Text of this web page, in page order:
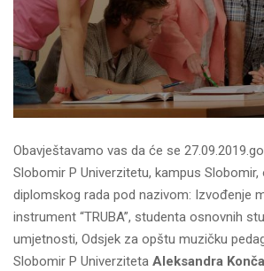
Obavještavamo vas da će se
Slobomir P Univerzitetu, kampus
diplomskog rada pod nazivom: Izvođenje
instrument “TRUBA”, studenta osnovnih
umjetnosti, Odsjek za opštu muzičku
Slobomir P Univerziteta Aleksandra